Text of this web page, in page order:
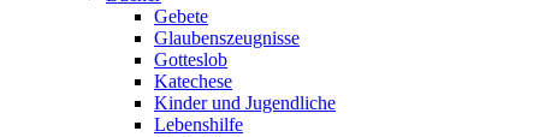
Gebete
Glaubenszeugnisse
Gotteslob
Katechese
Kinder und Jugendliche
Lebenshilfe